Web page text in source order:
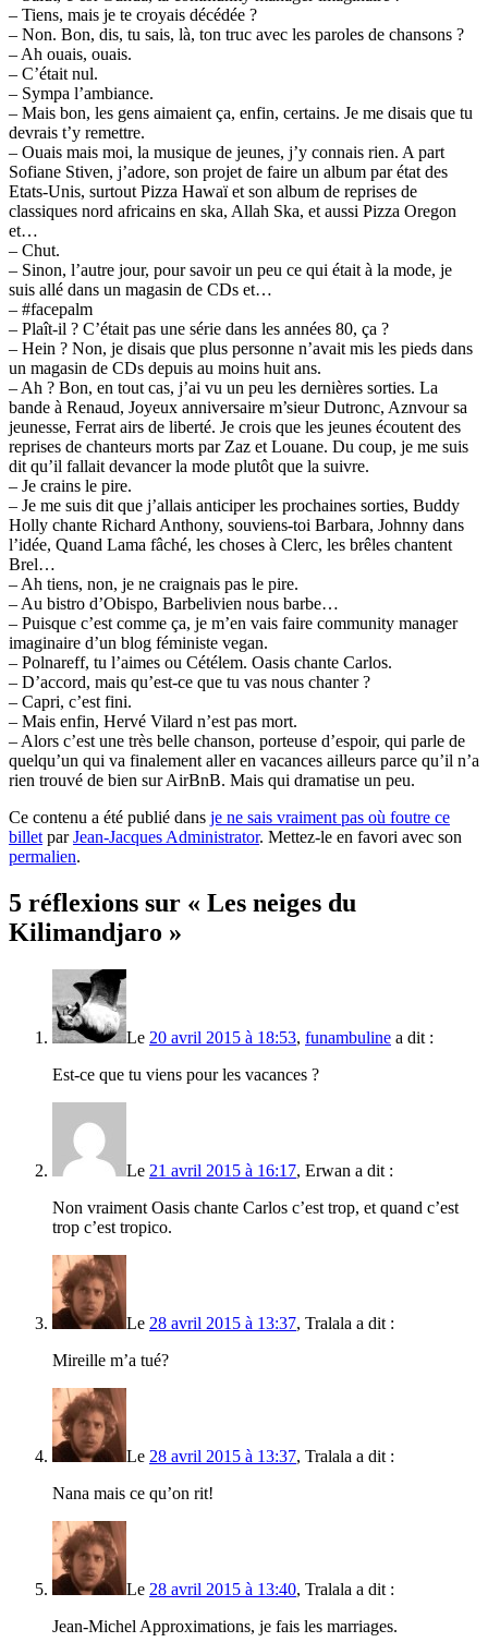
– Tiens, mais je te croyais décédée ?
– Non. Bon, dis, tu sais, là, ton truc avec les paroles de chansons ?
– Ah ouais, ouais.
– C’était nul.
– Sympa l’ambiance.
– Mais bon, les gens aimaient ça, enfin, certains. Je me disais que tu
devrais t’y remettre.
– Ouais mais moi, la musique de jeunes, j’y connais rien. A part
Sofiane Stiven, j’adore, son projet de faire un album par état des
Etats-Unis, surtout Pizza Hawaï et son album de reprises de
classiques nord africains en ska, Allah Ska, et aussi Pizza Oregon
et…
– Chut.
– Sinon, l’autre jour, pour savoir un peu ce qui était à la mode, je
suis allé dans un magasin de CDs et…
– #facepalm
– Plaît-il ? C’était pas une série dans les années 80, ça ?
– Hein ? Non, je disais que plus personne n’avait mis les pieds dans
un magasin de CDs depuis au moins huit ans.
– Ah ? Bon, en tout cas, j’ai vu un peu les dernières sorties. La
bande à Renaud, Joyeux anniversaire m’sieur Dutronc, Aznvour sa
jeunesse, Ferrat airs de liberté. Je crois que les jeunes écoutent des
reprises de chanteurs morts par Zaz et Louane. Du coup, je me suis
dit qu’il fallait devancer la mode plutôt que la suivre.
– Je crains le pire.
– Je me suis dit que j’allais anticiper les prochaines sorties, Buddy
Holly chante Richard Anthony, souviens-toi Barbara, Johnny dans
l’idée, Quand Lama fâché, les choses à Clerc, les brêles chantent
Brel…
– Ah tiens, non, je ne craignais pas le pire.
– Au bistro d’Obispo, Barbelivien nous barbe…
– Puisque c’est comme ça, je m’en vais faire community manager
imaginaire d’un blog féministe vegan.
– Polnareff, tu l’aimes ou Cétélem. Oasis chante Carlos.
– D’accord, mais qu’est-ce que tu vas nous chanter ?
– Capri, c’est fini.
– Mais enfin, Hervé Vilard n’est pas mort.
– Alors c’est une très belle chanson, porteuse d’espoir, qui parle de
quelqu’un qui va finalement aller en vacances ailleurs parce qu’il n’a
rien trouvé de bien sur AirBnB. Mais qui dramatise un peu.
Ce contenu a été publié dans je ne sais vraiment pas où foutre ce
billetparJean-Jacques Administrator. Mettez-le en favori avec son
permalien.
5 réflexions sur « Les neiges du
Kilimandjaro »
Le 20 avril 2015 à 18:53, funambuline a dit :
Est-ce que tu viens pour les vacances ?
Le 21 avril 2015 à 16:17, Erwan a dit :
Non vraiment Oasis chante Carlos c’est trop, et quand c’est
trop c’est tropico.
Le 28 avril 2015 à 13:37, Tralala a dit :
Mireille m’a tué?
Le 28 avril 2015 à 13:37, Tralala a dit :
Nana mais ce qu’on rit!
Le 28 avril 2015 à 13:40, Tralala a dit :
Jean-Michel Approximations, je fais les marriages.